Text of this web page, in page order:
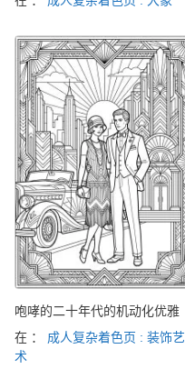
咆哮的二十年代的机动化优雅
在 ： 成人复杂着色页 : 装饰艺
术